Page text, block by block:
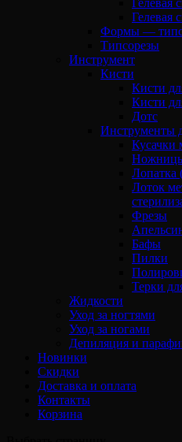
Гелевая
Гелевая
Формы —
Типсорезы
Инструмент
Кисти
Кисти
Кисти
Дотс
Инструменты
Кусачки
Лопатка
Лоток
Фрезы
Бафы
Пилки
Терки
Жидкости
Уход за ногтями
Уход за ногами
Депиляция и
Новинки
Скидки
Доставка и оплата
Контакты
Корзина